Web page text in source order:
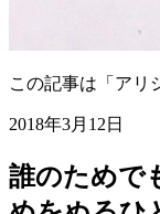
この記事は「アリ
2018年3月12日
誰のためで